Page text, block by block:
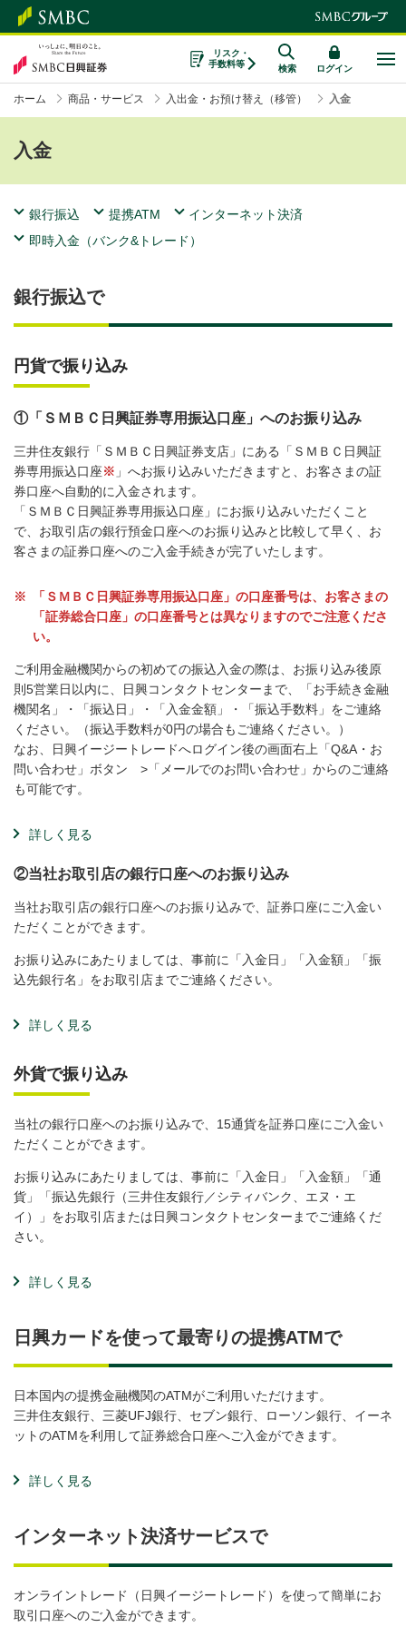
リスク・
手数料等
検索 ログイン
ホーム 商品・サービス 入出金・お預け替え（移管） 入金
入金
銀行振込 提携ATM
インターネット決済
即時入金（バンク&トレード）
銀行振込で
円貨で振り込み
①「ＳＭＢＣ日興証券専用振込口座」へのお振り込み
三井住友銀行「ＳＭＢＣ日興証券支店」にある「ＳＭＢＣ日興証
券専用振込口座※ 」へお振り込みいただきますと、お客さまの証
券口座へ自動的に入金されます。
「ＳＭＢＣ日興証券専用振込口座」にお振り込みいただくこと
で、お取引店の銀行預金口座へのお振り込みと比較して早く、お
客さまの証券口座へのご入金手続きが完了いたします。
※
「ＳＭＢＣ日興証券専用振込口座」の口座番号は、お客さまの
「証券総合口座」の口座番号とは異なりますのでご注意くださ
い。
ご利用金融機関からの初めての振込入金の際は、お振り込み後原
則5営業日以内に、日興コンタクトセンターまで、「お手続き金融
機関名」・「振込日」・「入金金額」・「振込手数料」をご連絡
ください。（振込手数料が0円の場合もご連絡ください。）
なお、日興イージートレードへログイン後の画面右上「Q&A・お
問い合わせ」ボタン >「メールでのお問い合わせ」からのご連絡
も可能です。
詳しく見る
②当社お取引店の銀行口座へのお振り込み
当社お取引店の銀行口座へのお振り込みで、証券口座にご入金い
ただくことができます。
お振り込みにあたりましては、事前に「入金日」「入金額」「振
込先銀行名」をお取引店までご連絡ください。
詳しく見る
外貨で振り込み
当社の銀行口座へのお振り込みで、15通貨を証券口座にご入金い
ただくことができます。
お振り込みにあたりましては、事前に「入金日」「入金額」「通
貨」「振込先銀行（三井住友銀行／シティバンク、エヌ・エ
イ）」をお取引店または日興コンタクトセンターまでご連絡くだ
さい。
詳しく見る
日興カードを使って最寄りの提携ATMで
日本国内の提携金融機関のATMがご利用いただけます。
三井住友銀行、三菱UFJ銀行、セブン銀行、ローソン銀行、イーネ
ットのATMを利用して証券総合口座へご入金ができます。
詳しく見る
インターネット決済サービスで
オンライントレード（日興イージートレード）を使って簡単にお
取引口座へのご入金ができます。